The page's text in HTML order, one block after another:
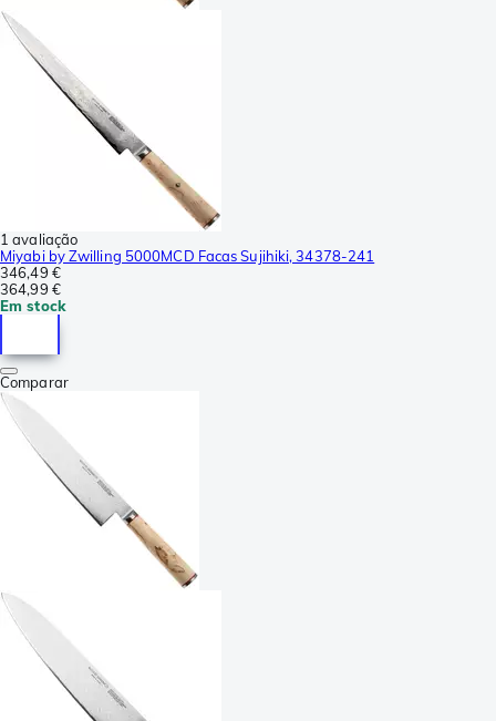
1 avaliação
Miyabi by Zwilling 5000MCD Facas Sujihiki, 34378-241
346,49 €
364,99 €
Em stock
Comparar